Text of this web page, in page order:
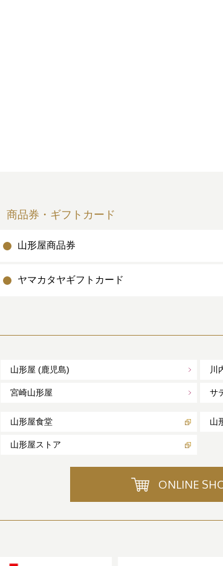
商品券・ギフトカード
山形屋商品券
ヤマカタヤギフトカード
山形屋 (鹿児島) 川
宮崎山形屋 サ
山形屋食堂 山
山形屋ストア
ONLINE